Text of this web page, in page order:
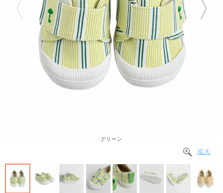
グリーン
拡大